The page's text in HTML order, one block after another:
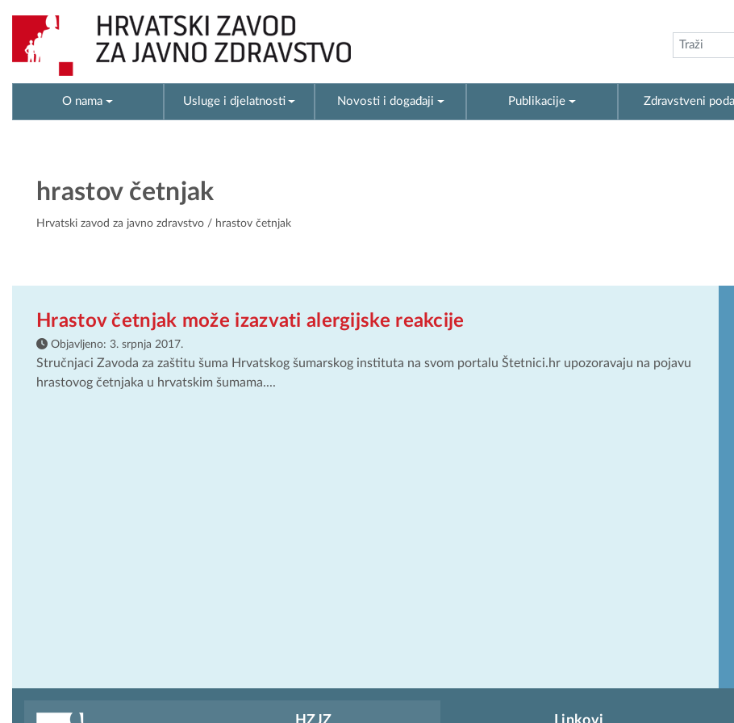
O nama Usluge i djelatnosti Novosti i događaji Publikacije Zdravstveni
hrastov četnjak
Hrvatski zavod za javno zdravstvo / hrastov četnjak
Hrastov četnjak može izazvati alergijske reakcije
Objavljeno: 3. srpnja 2017.
Stručnjaci Zavoda za zaštitu šuma Hrvatskog šumarskog instituta na svom portalu Štetnici.hr upozoravaju na pojavu
hrastovog četnjaka u hrvatskim šumama....